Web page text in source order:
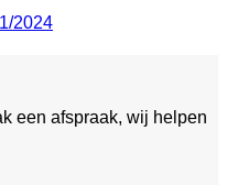
2024
een afspraak, wij helpen